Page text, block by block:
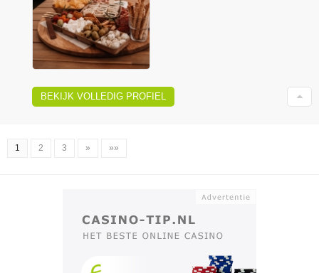
BEKIJK VOLLEDIG PROFIEL
1 2 3 » »»